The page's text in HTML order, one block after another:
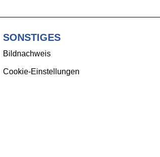
SONSTIGES
Bildnachweis
Cookie-Einstellungen